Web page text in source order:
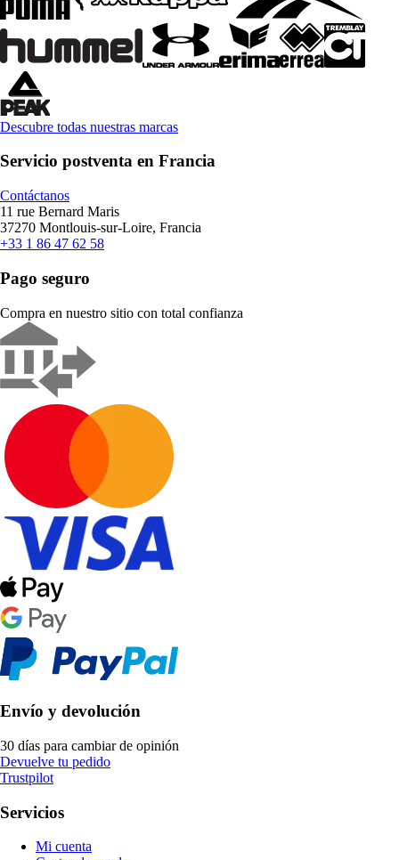
Descubre todas nuestras marcas
Servicio postventa en Francia
Contáctanos
11 rue Bernard Maris
37270 Montlouis-sur-Loire, Francia
+33 1 86 47 62 58
Pago seguro
Compra en nuestro sitio con total confianza
Envío y devolución
30 días para cambiar de opinión
Devuelve tu pedido
Trustpilot
Servicios
Mi cuenta